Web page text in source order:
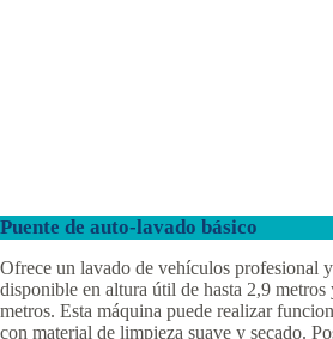
Puente de auto-lavado básico
Ofrece un lavado de vehículos profesional
disponible en altura útil de hasta 2,9 metros
metros. Esta máquina puede realizar
con material de limpieza suave y secado.